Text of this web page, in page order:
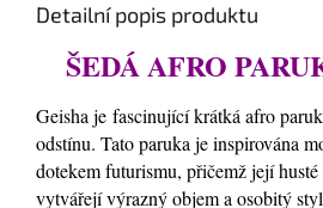
Detailní popis produktu
ŠEDÁ AFRO
Geisha je fascinující krátká afro
odstínu. Tato paruka je inspirována
dotekem futurismu, přičemž její husté
vytvářejí výrazný objem a osobitý